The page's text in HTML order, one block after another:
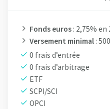
Fonds euros : 2,75% en
Versement minimal :
0 frais d’entrée
0 frais d’arbitrage
ETF
SCPI/SCI
OPCI